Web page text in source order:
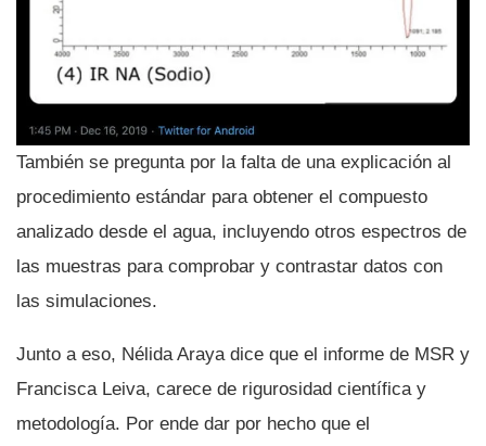
También se pregunta por la falta de una explicación al
procedimiento estándar para obtener el compuesto
analizado desde el agua, incluyendo otros espectros de
las muestras para comprobar y contrastar datos con
las simulaciones.
Junto a eso, Nélida Araya dice que el informe de MSR y
Francisca Leiva, carece de rigurosidad científica y
metodología. Por ende dar por hecho que el